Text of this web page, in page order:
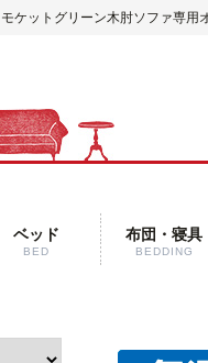
ケットグリーン木肘ソファ専用
ベッド
BED
布団・寝具
BEDDING